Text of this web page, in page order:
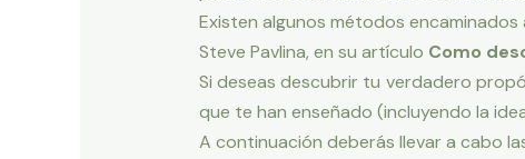
Existen algunos métodos
Steve Pavlina, en su artículo Como
Si deseas descubrir tu verdadero
que te han enseñado (incluyendo la
A continuación deberás llevar a cabo